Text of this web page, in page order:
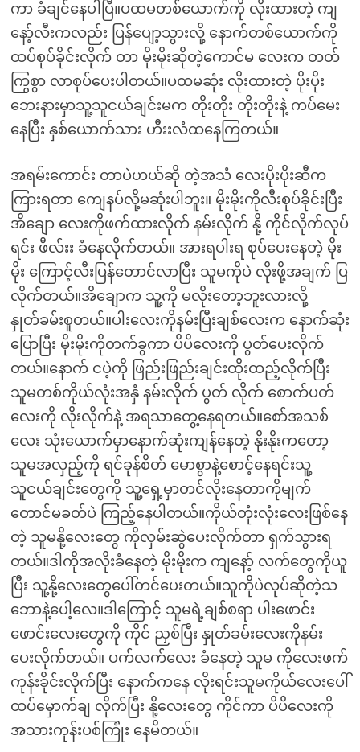
ကာ ခံချင်နေပါပြီ။ပထမတစ်ယောက်ကို လိုးထားတဲ့ ကျ
နော့်လီးကလည်း ပြန်ပျော့သွားလို့ နောက်တစ်ယောက်ကို
ထပ်စုပ်ခိုင်းလိုက် တာ မိုးမိုးဆိုတဲ့ကောင်မ လေးက တတ်
ကြွစွာ လာစုပ်ပေးပါတယ်။ပထမဆုံး လိုးထားတဲ့ ပိုးပိုး
ဘေးနားမှာသူ့သူငယ်ချင်းမက တိုးတိုး တိုးတိုးနဲ့ ကပ်မေး
နေပြီး နှစ်ယောက်သား ဟီးးလံထနေကြတယ်။
အရမ်းကောင်း တာပဲဟယ်ဆို တဲ့အသံ လေးပိုးပိုးဆီက
ကြားရတာ ကျေနပ်လို့မဆုံးပါဘူး။ မိုးမိုးကိုလီးစုပ်ခိုင်းပြီး
အိချော လေးကိုဖက်ထားလိုက် နမ်းလိုက် နို့ ကိုင်လိုက်လုပ်
ရင်း ဖီလ်းး ခံနေလိုက်တယ်။ အားရပါးရ စုပ်ပေးနေတဲ့ မိုး
မိုး ကြောင့်လီးပြန်တောင်လာပြီး သူမကိုပဲ လိုးဖို့အချက် ပြ
လိုက်တယ်။အိချောက သူ့ကို မလိုးတော့ဘူးလားလို့
နှုတ်ခမ်းစူတယ်။ပါးလေးကိုနမ်းပြီးချစ်လေးက နောက်ဆုံး
ပြောပြီး မိုးမိုးကိုတက်ခွကာ ပိပိလေးကို ပွတ်ပေးလိုက်
တယ်။နောက် ငပဲ့ကို ဖြည်းဖြည်းချင်းထိုးထည့်လိုက်ပြီး
သူမတစ်ကိုယ်လုံးအနှံ နမ်းလိုက် ပွတ် လိုက် စောက်ပတ်
လေးကို လိုးလိုက်နဲ့ အရသာတွေ့နေရတယ်။စော်အသစ်
လေး သုံးယောက်မှာနောက်ဆုံးကျန်နေတဲ့ နိုးနိုးကတော့
သူမအလှည့်ကို ရင်ခုန်စိတ် မောစွာနဲ့စောင့်နေရင်းသူ့
သူငယ်ချင်းတွေကို သူ့ရှေ့မှာတင်လိုးနေတာကိုမျက်
တောင်မခတ်ပဲ ကြည့်နေပါတယ်။ကိုယ်တုံးလုံးလေးဖြစ်နေ
တဲ့ သူမနို့လေးတွေ ကိုလှမ်းဆွဲပေးလိုက်တာ ရှက်သွားရ
တယ်။ဒါကိုအလိုးခံနေတဲ့ မိုးမိုးက ကျနော့် လက်တွေကိုယူ
ပြီး သူ့နို့လေးတွေပေါ်တင်ပေးတယ်။သူကိုပဲလုပ်ဆိုတဲ့သ
ဘောနဲ့ပေါ့လေ။ဒါကြောင့် သူမရဲ့ချစ်စရာ ပါးဖောင်း
ဖောင်းလေးတွေကို ကိုင် ညှစ်ပြီး နှုတ်ခမ်းလေးကိုနမ်း
ပေးလိုက်တယ်။ ပက်လက်လေး ခံနေတဲ့ သူမ ကိုလေးဖက်
ကုန်းခိုင်းလိုက်ပြီး နောက်ကနေ လိုးရင်းသူမကိုယ်လေးပေါ်
ထပ်မှောက်ချ လိုက်ပြီး နို့လေးတွေ ကိုင်ကာ ပိပိလေးကို
အသားကုန်းပစ်ကြုံး နေမိတယ်။